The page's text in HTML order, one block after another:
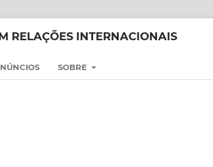
RELAÇÕES INTERNACIONAIS
SOBRE